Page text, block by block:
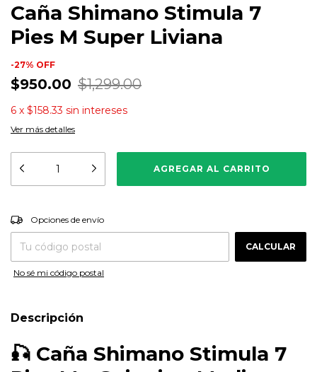
Caña Shimano Stimula 7
Pies M Super Liviana
-27% OFF
$950.00 $1,299.00
6 x $158.33 sin intereses
Ver más detalles
Entregas para el CP:
Opciones de envío
CALCULAR
No sé mi código postal
Descripción
🎣 Caña Shimano Stimula 7